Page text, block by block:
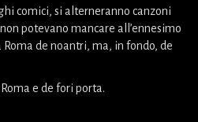
comici, si alterneranno canzoni
potevano mancare all’ennesimo
de noantri, ma, in fondo, de
e de fori porta.